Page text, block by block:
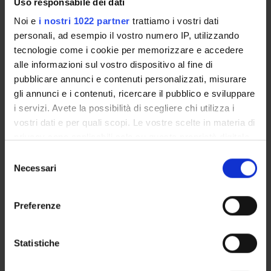
Noi e i nostri 1022 partner trattiamo i vostri dati
personali, ad esempio il vostro numero IP, utilizzando
tecnologie come i cookie per memorizzare e accedere
alle informazioni sul vostro dispositivo al fine di
pubblicare annunci e contenuti personalizzati, misurare
gli annunci e i contenuti, ricercare il pubblico e sviluppare
i servizi. Avete la possibilità di scegliere chi utilizza i
vostri dati e per quali scopi. Le vostre scelte in materia di
modificare o revocare il proprio consenso in qualsiasi
momento dalla Dichiarazione sui cookie o facendo clic
raccogliere informazioni sulla tua posizione
geografica, con un'approssimazione di qualche
delNecessari
Preferenze
Statistiche
Anno di immatricolazione
Cerca
programmato
Tasse e contributi